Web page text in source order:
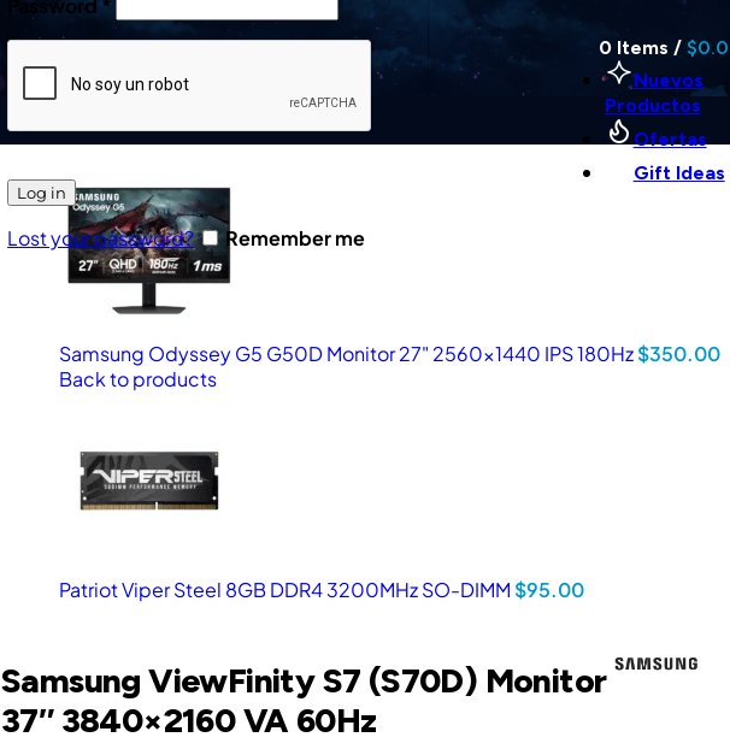
Log in
Lost your password? Remember me
0 Items / $
Nuevos
Productos
Ofertas
Gift Ideas
Samsung Odyssey G5 G50D Monitor 27" 2560×1440 IPS 180Hz$350.00
Back to products
Patriot Viper Steel 8GB DDR4 3200MHz SO-DIMM $95.00
Samsung ViewFinity S7 (S70D) Monitor
37″ 3840×2160 VA 60Hz